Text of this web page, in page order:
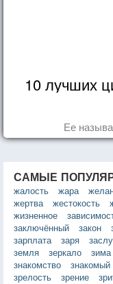
10 лучших
Ее
САМЫЕ
жалость
жара
жертва
жестокость
жизненное
заключённый
закон
зарплата
заря
земля
зеркало зима
знакомство
знакомый
зрелость
зрение